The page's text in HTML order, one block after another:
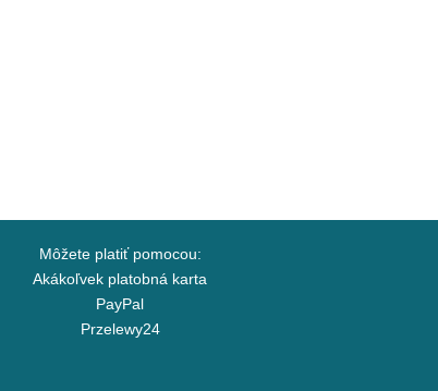
Môžete platiť pomocou:
Akákoľvek platobná karta
PayPal
Przelewy24